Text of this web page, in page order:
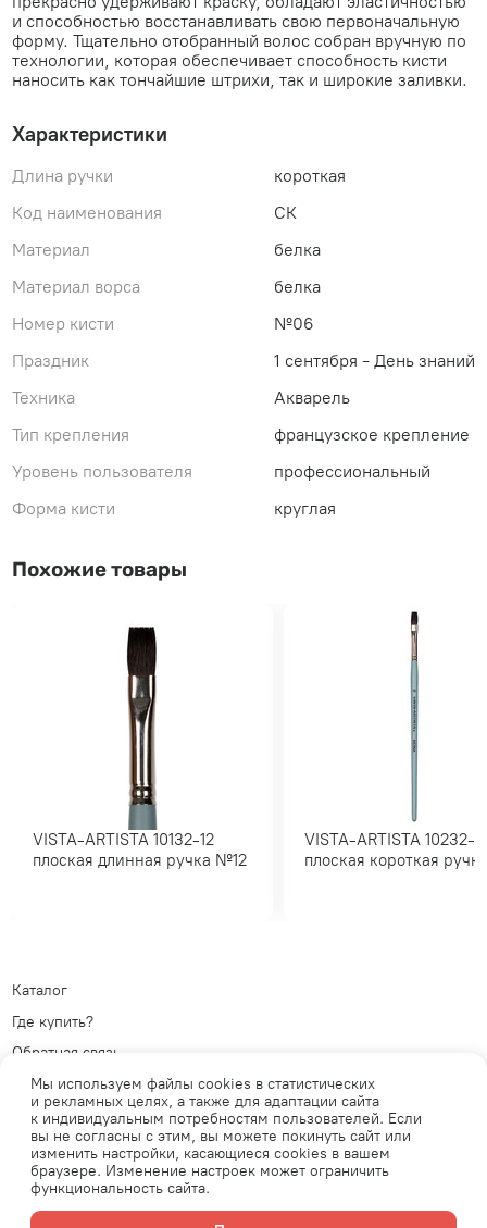
и способностью восстанавливать свою первоначальную
форму. Тщательно отобранный волос собран вручную по
технологии, которая обеспечивает способность кисти
наносить как тончайшие штрихи, так и широкие заливки.
Характеристики
Длина ручки
короткая
Код наименования
СК
Материал
белка
Материал ворса
белка
Номер кисти
№06
Праздник
1 сентября - День знаний
Техника
Акварель
Тип крепления
французское крепление
Уровень пользователя
профессиональный
Форма кисти
круглая
Похожие товары
VISTA-ARTISTA 10132-12
плоская длинная ручка №12
VISTA-ARTISTA 10232-10
плоская короткая
Каталог
Где купить?
Обратная связь
Политика обработки
персональных данных
Публичная оферта
Телеграм
ВКонтакте
адрес: 105554, г.Москва, ул. 11-я Парковая, д. 9/35, этаж 1, помещение
Мы используем файлы cookies в статистических
и рекламных целях, а также для адаптации сайта
к индивидуальным потребностям пользователей. Если
вы не согласны с этим, вы можете покинуть сайт или
изменить настройки, касающиеся cookies в вашем
браузере. Изменение настроек может ограничить
функциональность сайта.